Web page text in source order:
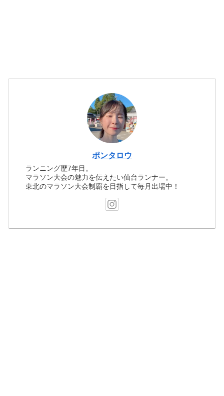
ポンタロウ
ランニング歴7年目。
マラソン大会の魅力を伝えたい仙台ランナー。
東北のマラソン大会制覇を目指して毎月出場中！